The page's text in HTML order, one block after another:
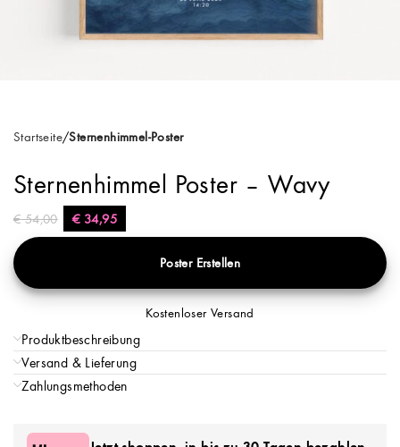
Startseite Sternenhimmel-Poster
Sternenhimmel Poster – Wavy
€54,00 €34,95
Poster Erstellen
Kostenloser Versand
Produktbeschreibung
Versand & Lieferung
Zahlungsmethoden